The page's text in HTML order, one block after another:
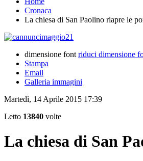
Cronaca
La chiesa di San Paolino riapre le
dimensione font riduci dimensione
Stampa
Email
Galleria immagini
Martedì, 14 Aprile 2015 17:39
Letto 13840 volte
La chiesa di San